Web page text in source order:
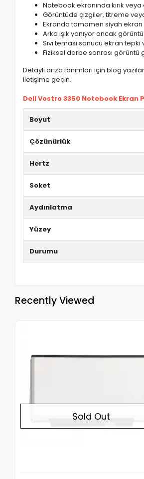
Notebook ekranında kırık
Görüntüde çizgiler, titreme
Ekranda tamamen siyah
Arka ışık yanıyor ancak
Sıvı teması sonucu ekran
Fiziksel darbe sonrası görüntü
Detaylı arıza tanımları için blog
iletişime geçin.
Dell Vostro 3350 Notebook Ekran
Boyut
Çözünürlük
Hertz
Soket
Aydınlatma
Yüzey
Durumu
Recently Viewed
Sold Out